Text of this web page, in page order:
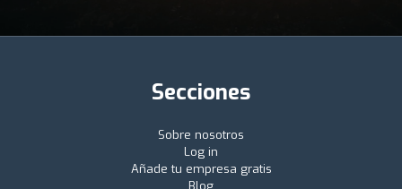
Secciones
Sobre nosotros
Log in
Añade tu empresa gratis